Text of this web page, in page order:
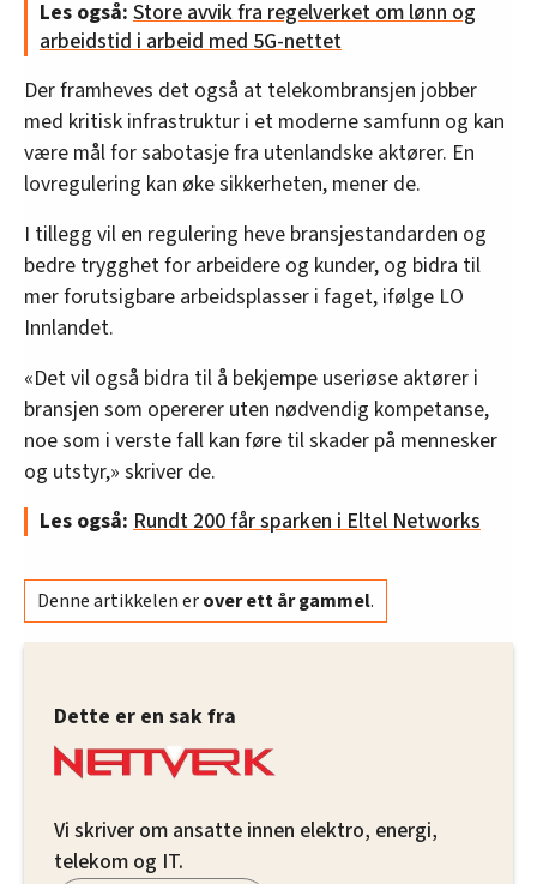
Les også: Store avvik fra regelverket om lønn og
arbeidstid i arbeid med 5G-nettet
Der framheves det også at telekombransjen jobber
med kritisk infrastruktur i et moderne samfunn og kan
være mål for sabotasje fra utenlandske aktører. En
lovregulering kan øke sikkerheten, mener de.
I tillegg vil en regulering heve bransjestandarden og
bedre trygghet for arbeidere og kunder, og bidra til
mer forutsigbare arbeidsplasser i faget, ifølge LO
Innlandet.
«Det vil også bidra til å bekjempe useriøse aktører i
bransjen som opererer uten nødvendig kompetanse,
noe som i verste fall kan føre til skader på mennesker
og utstyr,» skriver de.
Les også: Rundt 200 får sparken i Eltel Networks
Denne artikkelen erover ett år gammel.
Dette er en sak fra
Vi skriver om ansatte innen elektro, energi,
telekom og IT.